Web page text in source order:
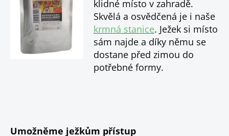
klidné místo v zahradě.
Skvělá a osvědčená je i naše
krmná stanice. Ježek si místo
sám najde a díky němu se
dostane před zimou do
potřebné formy.
Umožněme ježkům přístup